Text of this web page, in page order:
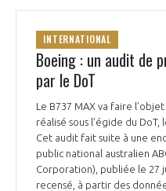
INTERNATIONAL
Boeing : un audit de
par le DoT
Le B737 MAX va faire
réalisé sous l’égide du
Cet audit fait suite à une
public national australien
Corporation), publiée le 27
recensé, à partir des